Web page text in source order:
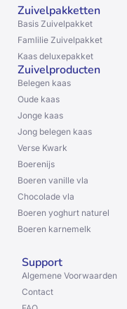
Zuivelpakketten
Basis Zuivelpakket
Famlilie Zuivelpakket
Kaas deluxepakket
Zuivelproducten
Belegen kaas
Oude kaas
Jonge kaas
Jong belegen kaas
Verse Kwark
Boerenijs
Boeren vanille vla
Chocolade vla
Boeren yoghurt naturel
Boeren karnemelk
Support
Algemene Voorwaarden
Contact